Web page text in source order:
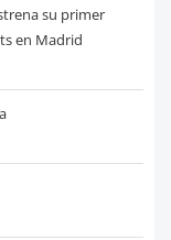
su primer
en Madrid